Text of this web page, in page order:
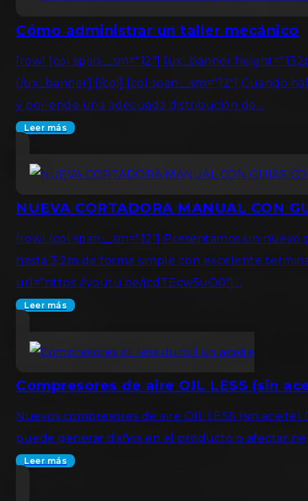
Cómo administrar un taller mecánico
[row] [col span__sm="12"] [ux_banner
[/ux_banner] [/col] [col span__sm="12"] Cuando
y por ende una adecuada distribución de…
Leer más
NUEVA CORTADORA MANUAL CON
[row] [col span__sm="12"] Presentamos un
hasta 3,2m de forma simple con excelente
url="https://youtu.be/jcdTEcw5uO0"]…
Leer más
Compresores de aire OIL LESS (sin
Nuevos compresores de aire OIL LESS (sin
puede generar daños en el producto o afectar
Leer más